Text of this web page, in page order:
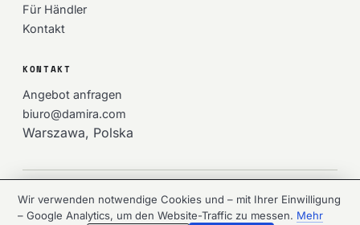
Für Händler
Kontakt
KONTAKT
Angebot anfragen
biuro@damira.com
Warszawa, Polska
© 2026 DAMIRA Sp. z o.o. — Alle Rechte vorbehalten.
PL
· DE FR ·IT HU· UA AGBDatenschutz Cookies
Wir verwenden notwendige Cookies und – mit Ihrer Einwilligung
– Google Analytics, um den Website-Traffic zu messen. Mehr